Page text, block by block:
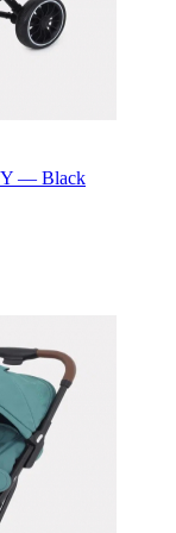
— Black